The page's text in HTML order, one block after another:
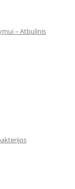
– Atbulinis